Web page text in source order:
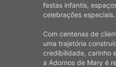
festas infantis,
celebrações especiais.
Com centenas de
uma trajetória
credibilidade, carinho
a Adornos de Mary é